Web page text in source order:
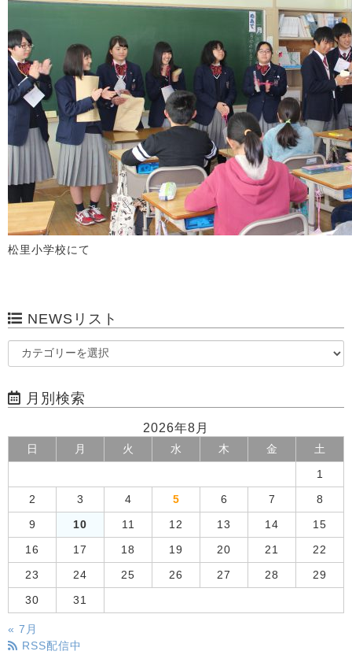
松里小学校にて
NEWSリスト
月別検索
2026年8月
日 月 火 水 木 金 土
1
2 3 4 5 6 7 8
9 10 11 12 13 14 15
16 17 18 19 20 21 22
23 24 25 26 27 28 29
30 31
« 7月
RSS配信中